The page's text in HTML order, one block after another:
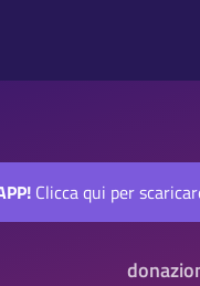
Clicca qui per